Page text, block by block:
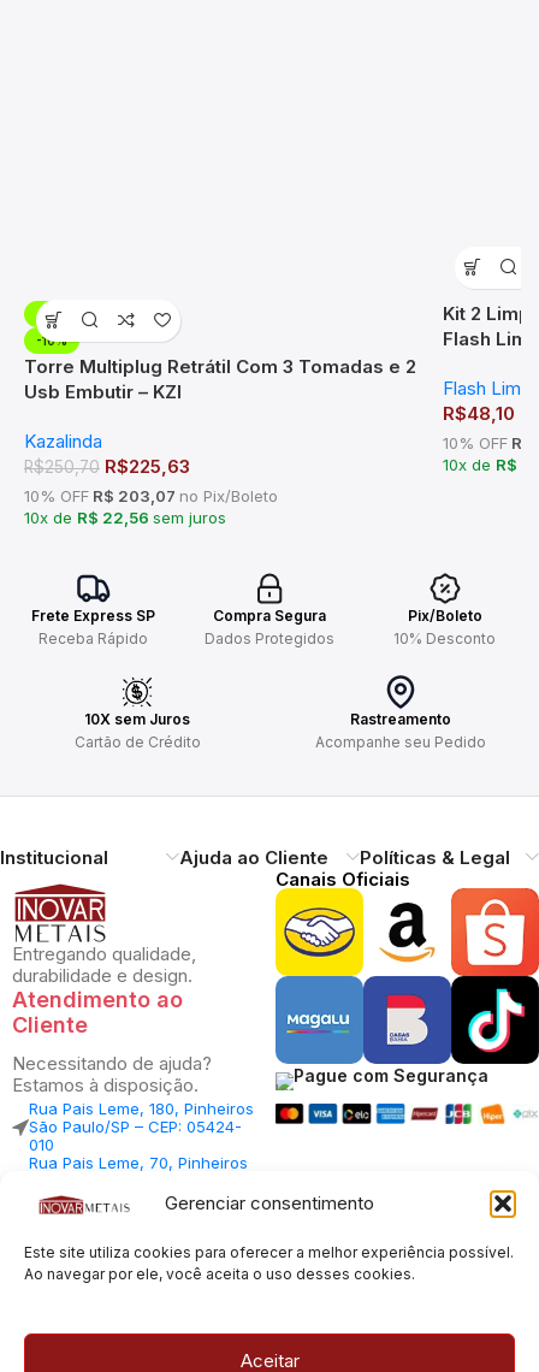
Gerenciar consentimento
Este site utiliza cookies para oferecer a melhor experiência possível.
Ao navegar por ele, você aceita o uso desses cookies.
Aceitar
-10%
-10%
Torre Multiplug Retrátil Com 3 Tomadas e 2
Usb Embutir – KZI
Kazalinda
R$250,70 R$225,63
10% OFF R$ 203,07 no Pix/Boleto
10x de R$ 22,56 sem juros
Kit 2
Flash
Flash Limp
R$48,10
10% OFF
10x de R$
Frete Express SP
Receba Rápido
Compra Segura
Dados Protegidos
Pix/Boleto
10% Desconto
10X sem Juros
Cartão de Crédito
Rastreamento
Acompanhe seu Pedido
Institucional Ajuda ao Cliente Políticas & Legal
Entregando qualidade,
durabilidade e design.
Atendimento ao
Cliente
Necessitando de ajuda?
Estamos à disposição.
Rua Pais Leme, 180, Pinheiros
São Paulo/SP – CEP: 05424-
010
Rua Pais Leme, 70, Pinheiros
010
Central Vendas: (11) 98812-
Central Atendimento: (11)
94535-7237
Canais Oficiais
Pague com Segurança